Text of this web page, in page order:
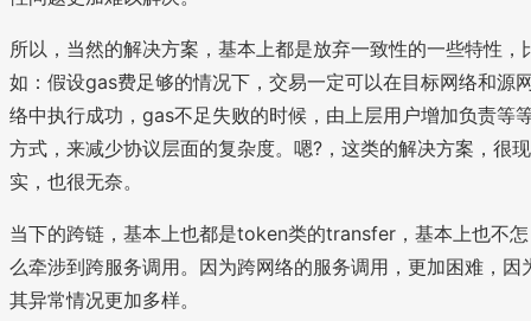
所以，当然的解决方案，基本上都是放弃一致性的一些特性，
如：假设gas费足够的情况下，交易一定可以在目标网络和源
络中执行成功，gas不足失败的时候，由上层用户增加负责等
方式，来减少协议层面的复杂度。嗯?，这类的解决方案，很现
实，也很无奈。
当下的跨链，基本上也都是token类的transfer，基本上也不怎
么牵涉到跨服务调用。因为跨网络的服务调用，更加困难，因
其异常情况更加多样。